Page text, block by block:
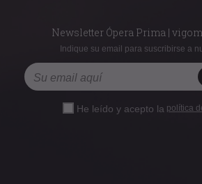
Newsletter Ópera Prima |
Indique su email para suscribirse a
He leído y acepto la política